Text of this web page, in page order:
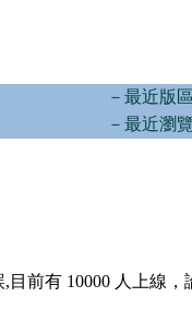
－最近版
－最近瀏
目前有 10000 人上線